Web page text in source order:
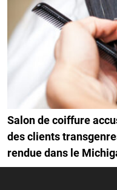
Salon de coiffure
des clients
rendue dans le